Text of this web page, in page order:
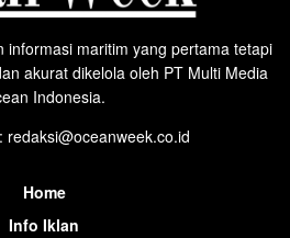
informasi maritim yang pertama tetapi
akurat dikelola oleh PT Multi Media
Indonesia.
redaksi@oceanweek.co.id
Home
Info Iklan